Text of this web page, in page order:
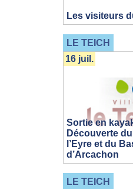
Les visiteurs
LE TEICH
Sortie en
Découverte
l’Eyre et du
d’Arcachon
16 juil.
LE TEICH